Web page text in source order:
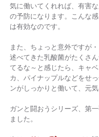
気に働いてくれれば、有害
の予防になります。こんな
は有効なのです。
また、ちょっと意外ですが
述べてきた乳酸菌がたくさ
てるな～と感じたら、キャ
カ、パイナップルなどをせ
ンがしっかりと働いて、元
ガンと闘おうシリーズ、第
ました。